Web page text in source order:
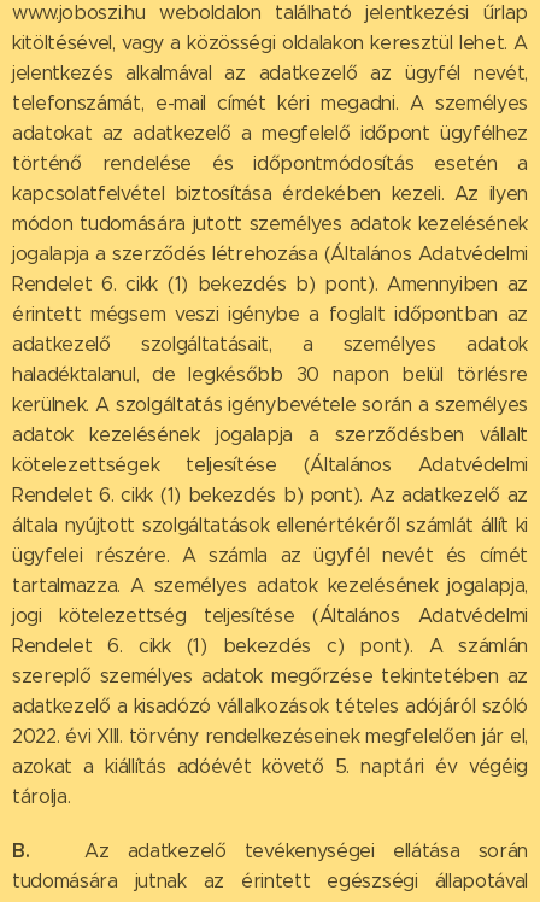
www.joboszi.hu weboldalon található jelentkezési űrlap
kitöltésével, vagy a közösségi oldalakon keresztül lehet. A
jelentkezés alkalmával az adatkezelő az ügyfél nevét,
telefonszámát, e-mail címét kéri megadni. A személyes
adatokat az adatkezelő a megfelelő időpont ügyfélhez
történő rendelése és időpontmódosítás esetén a
kapcsolatfelvétel biztosítása érdekében kezeli. Az ilyen
módon tudomására jutott személyes adatok kezelésének
jogalapja a szerződés létrehozása (Általános Adatvédelmi
Rendelet 6. cikk (1) bekezdés b) pont). Amennyiben az
érintett mégsem veszi igénybe a foglalt időpontban az
adatkezelő szolgáltatásait, a személyes adatok
haladéktalanul, de legkésőbb 30 napon belül törlésre
kerülnek. A szolgáltatás igénybevétele során a személyes
adatok kezelésének jogalapja a szerződésben vállalt
kötelezettségek teljesítése (Általános Adatvédelmi
Rendelet 6. cikk (1) bekezdés b) pont). Az adatkezelő az
általa nyújtott szolgáltatások ellenértékéről számlát állít ki
ügyfelei részére. A számla az ügyfél nevét és címét
tartalmazza. A személyes adatok kezelésének jogalapja,
jogi kötelezettség teljesítése (Általános Adatvédelmi
Rendelet 6. cikk (1) bekezdés c) pont). A számlán
szereplő személyes adatok megőrzése tekintetében az
adatkezelő a kisadózó vállalkozások tételes adójáról szóló
2022. évi XIII. törvény rendelkezéseinek megfelelően jár el,
azokat a kiállítás adóévét követő 5. naptári év végéig
tárolja.
B. Az adatkezelő tevékenységei ellátása során
tudomására jutnak az érintett egészségi állapotával